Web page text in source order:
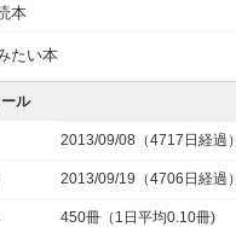
本
たい本
ル
2013/09/08（4717日経過）
2013/09/19（4706日経過）
450冊（1日平均0.10冊)